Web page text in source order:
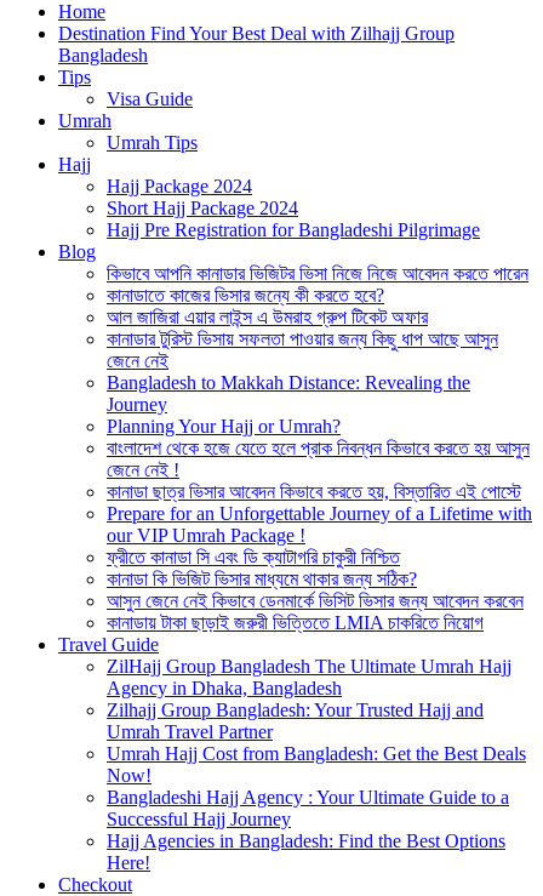
জিলহজ্জ গ্রুপ বাংলাদেশ
Best Hajj Umrah Travel Tour Agent in Bangladesh
Home
Destination Find Your Best Deal with Zilhajj Group
Bangladesh
Tips
Visa Guide
Umrah
Umrah Tips
Hajj
Hajj Package 2024
Short Hajj Package 2024
Hajj Pre Registration for Bangladeshi Pilgrimage
Blog
কিভাবে আপনি কানাডার ভিজিটর ভিসা নিজে নিজে আবেদন করতে পারেন
কানাডাতে কাজের ভিসার জন্যে কী করতে হবে?
আল জাজিরা এয়ার লাইন্স এ উমরাহ গ্রুপ টিকেট অফার
কানাডার টুরিস্ট ভিসায় সফলতা পাওয়ার জন্য কিছু ধাপ আছে আসুন
জেনে নেই
Bangladesh to Makkah Distance: Revealing the
Journey
Planning Your Hajj or Umrah?
বাংলাদেশ থেকে হজে যেতে হলে প্রাক নিবন্ধন কিভাবে করতে হয় আসুন
জেনে নেই !
কানাডা ছাত্র ভিসার আবেদন কিভাবে করতে হয়, বিস্তারিত এই পোস্টে
Prepare for an Unforgettable Journey of a Lifetime with
our VIP Umrah Package !
ফ্রীতে কানাডা সি এবং ডি ক্যাটাগরি চাকুরী নিশ্চিত
কানাডা কি ভিজিট ভিসার মাধ্যমে থাকার জন্য সঠিক?
আসুন জেনে নেই কিভাবে ডেনমার্কে ভিসিট ভিসার জন্য আবেদন করবেন
কানাডায় টাকা ছাড়াই জরুরী ভিত্তিতে LMIA চাকরিতে নিয়োগ
Travel Guide
ZilHajj Group Bangladesh The Ultimate Umrah Hajj
Agency in Dhaka, Bangladesh
Zilhajj Group Bangladesh: Your Trusted Hajj and
Umrah Travel Partner
Umrah Hajj Cost from Bangladesh: Get the Best Deals
Now!
Bangladeshi Hajj Agency : Your Ultimate Guide to a
Successful Hajj Journey
Hajj Agencies in Bangladesh: Find the Best Options
Here!
Checkout